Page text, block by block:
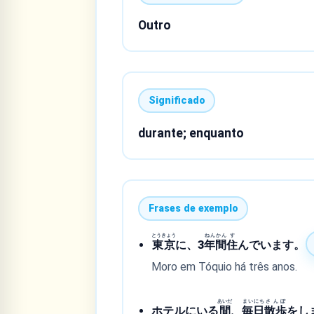
Outro
Significado
durante; enquanto
Frases de exemplo
東京
とうきょう
に、3年間
ねんかん
住
す
んでいます。
Moro em Tóquio há três anos.
ホテルにいる 間
あいだ
、毎日
まいにち
散歩
さんぽ
をし